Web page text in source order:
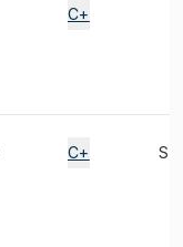
C+
C+ S